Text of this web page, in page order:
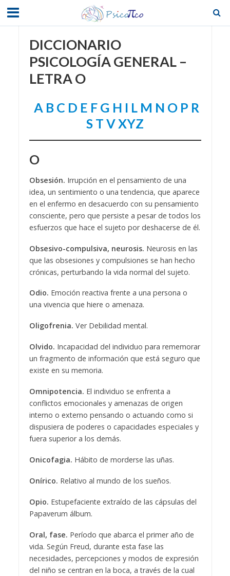
DICCIONARIO
PSICOLOGÍA GENERAL –
LETRA O
A B C D E F G H I L M N O P R
S T VXYZ
O
Obsesión. Irrupción en el pensamiento de una
idea, un sentimiento o una tendencia, que aparece
en el enfermo en desacuerdo con su pensamiento
consciente, pero que persiste a pesar de todos los
esfuerzos que hace el sujeto por deshacerse de él.
Obsesivo-compulsiva, neurosis. Neurosis en las
que las obsesiones y compulsiones se han hecho
crónicas, perturbando la vida normal del sujeto.
Odio. Emoción reactiva frente a una persona o
una vivencia que hiere o amenaza.
Oligofrenia. Ver Debilidad mental.
Olvido. Incapacidad del individuo para rememorar
un fragmento de información que está seguro que
existe en su memoria.
Omnipotencia. El individuo se enfrenta a
conflictos emocionales y amenazas de origen
interno o externo pensando o actuando como si
dispusiera de poderes o capacidades especiales y
fuera superior a los demás.
Onicofagia. Hábito de morderse las uñas.
Onírico. Relativo al mundo de los sueños.
Opio. Estupefaciente extraído de las cápsulas del
Papaverum álbum.
Oral, fase. Período que abarca el primer año de
vida. Según Freud, durante esta fase las
necesidades, percepciones y modos de expresión
del niño se centran en la boca, a través de la cual